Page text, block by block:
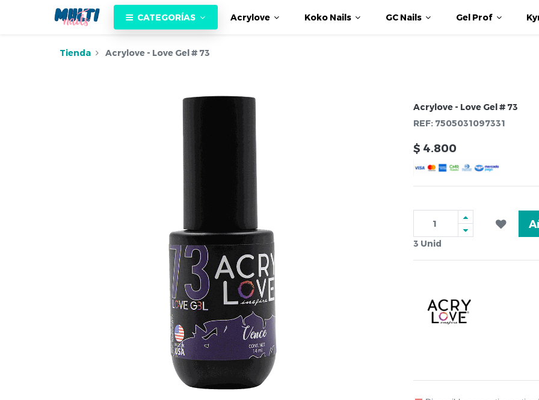
CATEGORÍAS Acrylove Koko Nails GC Nails Gel Prof
Tienda Acrylove - Love Gel # 73
Acrylove - Love Gel # 73
REF: 7505031097331
$ 4.800
3 Unid